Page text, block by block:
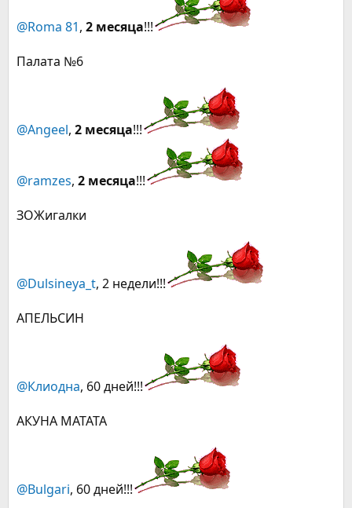
@Roma 81, 2 месяца!!!
Палата №6
@Angeel, 2 месяца!!!
@ramzes, 2 месяца!!!
ЗОЖигалки
@Dulsineya_t, 2 недели!!!
АПЕЛЬСИН
@Клиодна, 60 дней!!!
АКУНА МАТАТА
@Bulgari, 60 дней!!!